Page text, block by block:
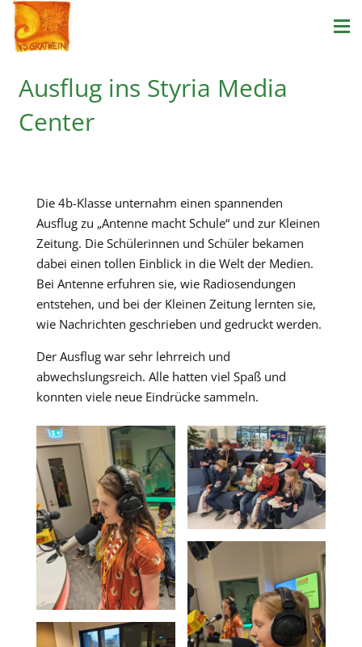
Ausflug ins Styria Media
Center
Die 4b-Klasse unternahm einen spannenden
Ausflug zu „Antenne macht Schule“ und zur Kleinen
Zeitung. Die Schülerinnen und Schüler bekamen
dabei einen tollen Einblick in die Welt der Medien.
Bei Antenne erfuhren sie, wie Radiosendungen
entstehen, und bei der Kleinen Zeitung lernten sie,
wie Nachrichten geschrieben und gedruckt werden.
Der Ausflug war sehr lehrreich und
abwechslungsreich. Alle hatten viel Spaß und
konnten viele neue Eindrücke sammeln.